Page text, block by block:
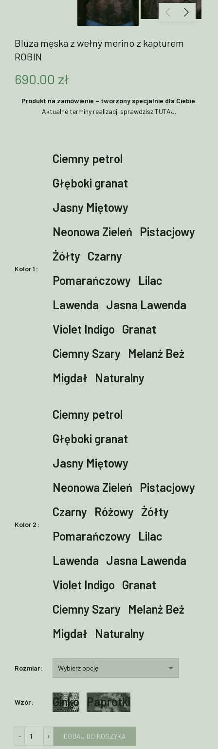
Bluza męska z wełny merino z kapturem
ROBIN
690.00 zł
Produkt na zamówienie – tworzony specjalnie dla Ciebie.
Aktualne terminy realizacji sprawdziszTUTAJ.
Kolor 1
Ciemny petrol
Głęboki granat
Jasny Miętowy
Neonowa Zieleń
Pistacjowy
Żółty Czarny
Pomarańczowy
Lilac
Lawenda Jasna Lawenda
Violet Indigo Granat
Ciemny Szary
Melanż Beż
Migdał
Naturalny
Kolor 2
Ciemny petrol
Głęboki granat
Jasny Miętowy
Neonowa Zieleń
Pistacjowy
Czarny
Różowy Żółty
Pomarańczowy
Lilac
Lawenda Jasna Lawenda
Violet Indigo Granat
Ciemny Szary
Melanż Beż
Migdał
Naturalny
Rozmiar
Wzór Ginko Paprotki
DODAJ DO KOSZYKA